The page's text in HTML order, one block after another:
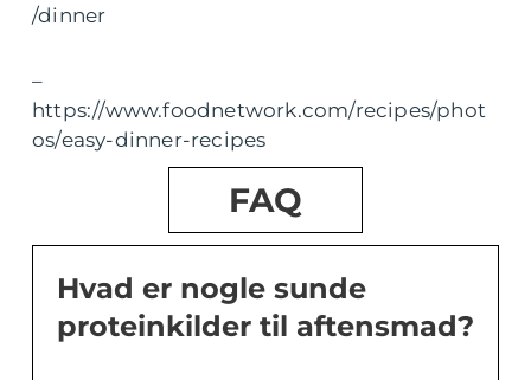
/dinner
–
https://www.foodnetwork.com/recipes/phot
os/easy-dinner-recipes
FAQ
Hvad er nogle sunde
proteinkilder til aftensmad?